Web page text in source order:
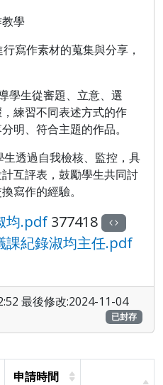
教學
寫作素材的蒐集與分享，
學生從審題、立意、選
練習不同表述方式的作
明、符合主題的作品。
透過自我檢核、監控，具
互評表，鼓勵學生共同討
寫作的經驗。
均.pdf 377418
課紀錄淑均主任.pdf
最後修改:2024-11-04
已封存
申請時間